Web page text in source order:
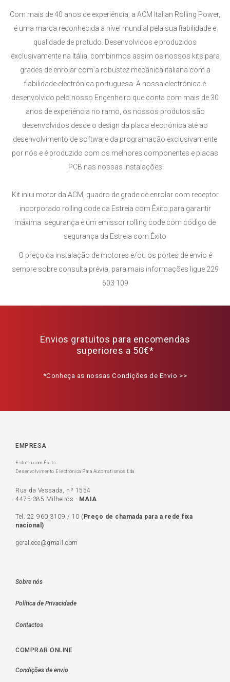
Com mais de 40 anos de experiência, a ACM Italian Rolling Power,
é uma marca reconhecida a nível mundial pela sua fiabilidade e
qualidade de protudo. Desenvolvidos e produzidos
exclusivamente na Itália, combinmos assim os nossos kits para
grades de enrolar com a robustez mecânica italiana com a
fiabilidade electrónica portuguesa. A nossa electrónica é
desenvolvido pelo nosso Engenheiro que conta com mais de 30
anos de experiência no ramo, os nossos produtos são
desenvolvidos desde o design da placa electrónica até ao
desenvolvimento de software da programação exclusivamente
por nós e é produzido com os melhores componentes e placas
PCB nas nossas instalações
Kit inlui motor da ACM, quadro de grade de enrolar com receptor
incorporado rolling code da Estreia com Êxito para garantir
máxima segurança e um emissor rolling code com código de
segurança da Estreia com Êxito
O preço da instalação de motores e/ou os portes de envio é
sempre sobre consulta prévia, para mais informações ligue 229
603 109
Envios gratuitos para encomendas
superiores a 50€*
*Conheça as nossas Condições de Envio >>
EMPRESA
Estreia com Êxito
Desenvolvimento Electrónica Para Automatismos Lda
Rua da Vessada, nº 1554
4475-385 Milheirós - MAIA
Tel. 22 960 3109 / 10 ( Preço de c hamada para a rede fixa
nacional)
geral.ece@gmail.com
Sobre nós
Política de Privacidade
Contactos
COMPRAR ONLINE
Condições de envio